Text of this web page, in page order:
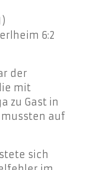
6:2
der
mit
zu Gast in
auf
sich